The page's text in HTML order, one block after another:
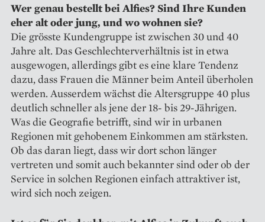
Wer genau bestellt bei Alfies? Sind Ihre Kunden
eher alt oder jung, und wo wohnen sie?
Die grösste Kundengruppe ist zwischen 30 und 40
Jahre alt. Das Geschlechterverhältnis ist in etwa
ausgewogen, allerdings gibt es eine klare Tendenz
dazu, dass Frauen die Männer beim Anteil überholen
werden. Ausserdem wächst die Altersgruppe 40 plus
deutlich schneller als jene der 18- bis 29-Jährigen.
Was die Geografie betrifft, sind wir in urbanen
Regionen mit gehobenem Einkommen am stärksten.
Ob das daran liegt, dass wir dort schon länger
vertreten und somit auch bekannter sind oder ob der
Service in solchen Regionen einfach attraktiver ist,
wird sich noch zeigen.